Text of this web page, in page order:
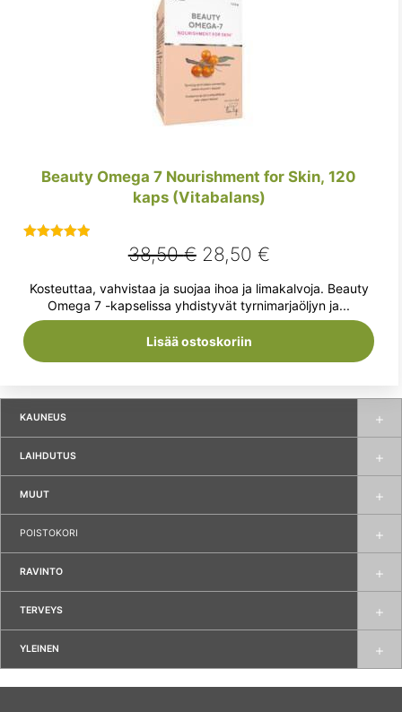
KAUNEUS
LAIHDUTUS
MUUT
POISTOKORI
RAVINTO
TERVEYS
YLEINEN
Beauty Omega 7 Nourishment for Skin, 120
kaps (Vitabalans)
5.00/ 5
38,50€ Alkuperäinen
hinta
oli:
38,50 €.
28,50 €Nykyinen
hinta
on:
Kosteuttaa, vahvistaa ja suojaa ihoa ja limakalvoja. Beauty
Omega 7 -kapselissa yhdistyvät tyrnimarjaöljyn ja...
Lisää ostoskoriin